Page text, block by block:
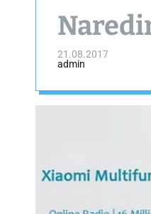
21.08.2017
admin